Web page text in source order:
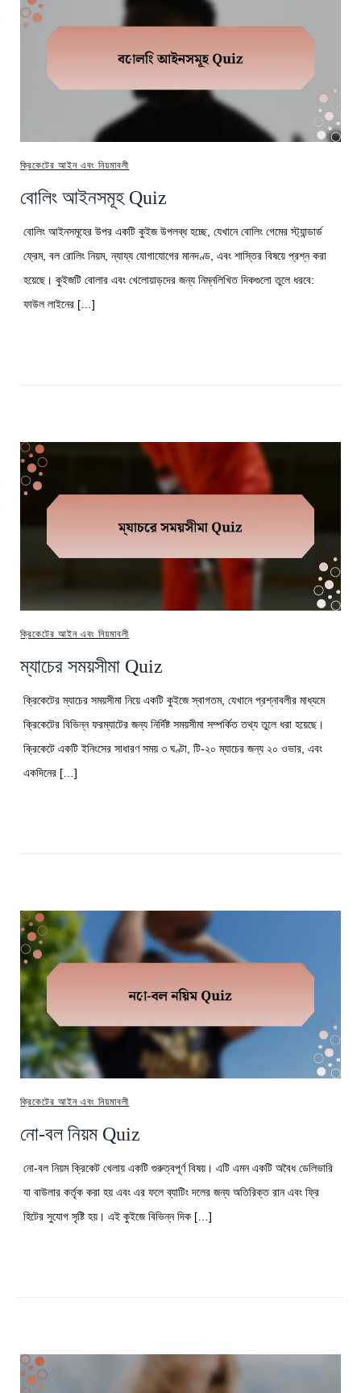
ক্রিকেটের আইন এবং নিয়মাবলী
বোলিং আইনসমূহ Quiz
বোলিং আইনসমূহের উপর একটি কুইজ উপলব্ধ হচ্ছে, যেখানে বোলিং গেমের স্ট্যান্ডার্ড
ফ্রেম, বল রোলিং নিয়ম, ন্যায্য যোগাযোগের মানদণ্ড, এবং শাস্তির বিষয়ে প্রশ্ন করা
হয়েছে। কুইজটি বোলার এবং খেলোয়াড়দের জন্য নিম্নলিখিত দিকগুলো তুলে ধরবে:
ফাউল লাইনের […]
ক্রিকেটের আইন এবং নিয়মাবলী
ম্যাচের সময়সীমা Quiz
ক্রিকেটের ম্যাচের সময়সীমা নিয়ে একটি কুইজে স্বাগতম, যেখানে প্রশ্নাবলীর মাধ্যমে
ক্রিকেটের বিভিন্ন ফরম্যাটের জন্য নির্দিষ্ট সময়সীমা সম্পর্কিত তথ্য তুলে ধরা হয়েছে।
ক্রিকেটে একটি ইনিংসের সাধারণ সময় ৩ ঘণ্টা, টি-২০ ম্যাচের জন্য ২০ ওভার, এবং
একদিনের […]
ক্রিকেটের আইন এবং নিয়মাবলী
নো-বল নিয়ম Quiz
নো-বল নিয়ম ক্রিকেট খেলায় একটি গুরুত্বপূর্ণ বিষয়। এটি এমন একটি অবৈধ ডেলিভারি
যা বাউলার কর্তৃক করা হয় এবং এর ফলে ব্যাটিং দলের জন্য অতিরিক্ত রান এবং ফ্রি
হিটের সুযোগ সৃষ্টি হয়। এই কুইজে বিভিন্ন দিক […]